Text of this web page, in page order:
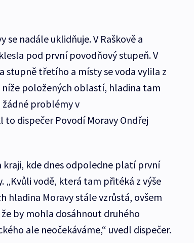
nadále uklidňuje. V Raškově a
pod první povodňový stupeň. V
stupně třetího a místy se voda vylila z
položených oblastí, hladina tam
problémy v
dispečer Povodí Moravy Ondřej
kde dnes odpoledne platí první
„Kvůli vodě, která tam přitéká z výše
hladina Moravy stále vzrůstá, ovšem
by mohla dosáhnout druhého
ale neočekáváme,“ uvedl dispečer.